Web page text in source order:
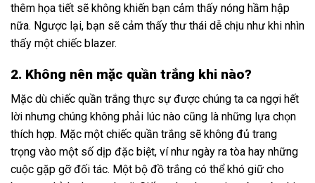
thêm họa tiết sẽ không khiến bạn cảm thấy nóng hầm hập
nữa. Ngược lại, bạn sẽ cảm thấy thư thái dễ chịu như khi nhìn
thấy một chiếc blazer.
2. Không nên mặc quần trắng khi nào?
Mặc dù chiếc quần trắng thực sự được chúng ta ca ngợi hết
lời nhưng chúng không phải lúc nào cũng là những lựa chọn
thích hợp. Mặc một chiếc quần trắng sẽ không đủ trang
trọng vào một số dịp đặc biệt, ví như ngày ra tòa hay những
cuộc gặp gỡ đối tác. Một bộ đồ trắng có thể khó giữ cho